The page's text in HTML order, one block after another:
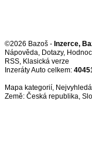
©2026 Bazoš - Inzerce,
Nápověda, Dotazy,
RSS,
Inzeráty Auto celkem:
Mapa kategorií,
Země: Česká republika,